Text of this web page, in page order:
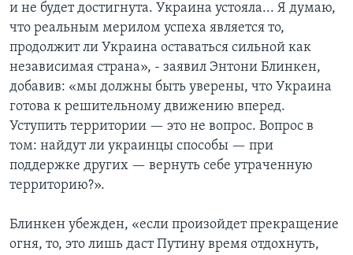
и не будет достигнута. Украина устояла... Я думаю,
что реальным мерилом успеха является то,
продолжит ли Украина оставаться сильной как
независимая страна», - заявил Энтони Блинкен,
добавив: «мы должны быть уверены, что Украина
готова к решительному движению вперед.
Уступить территории — это не вопрос. Вопрос в
том: найдут ли украинцы способы — при
поддержке других — вернуть себе утраченную
территорию?».
Блинкен убежден, «если произойдет прекращение
огня, то, это лишь даст Путину время отдохнуть,